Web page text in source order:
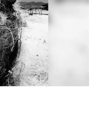
A
Propósito
Su
Reestreno
En